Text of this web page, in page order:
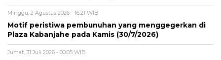
Minggu, 2 Agustus 2026 - 16:21 WIB
Motif peristiwa pembunuhan yang menggegerkan di
Plaza Kabanjahe pada Kamis (30/7/2026)
Jumat, 31 Juli 2026 - 00:05 WIB